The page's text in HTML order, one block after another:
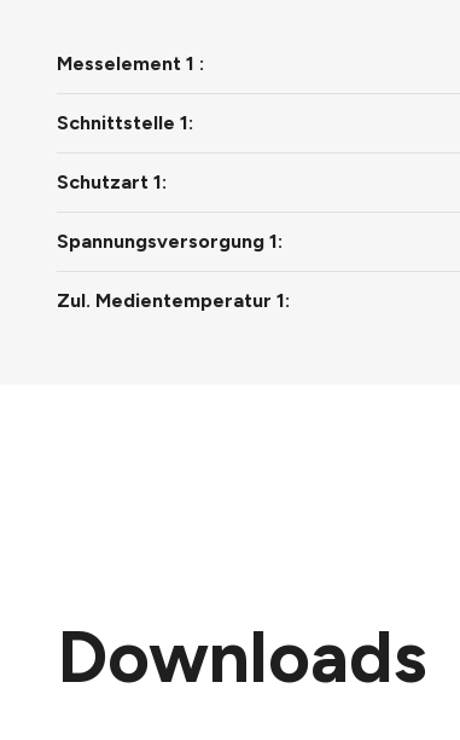
Messelement 1 :
Schnittstelle 1:
Schutzart 1:
Spannungsversorgung 1:
Zul. Medientemperatur 1:
Downloads